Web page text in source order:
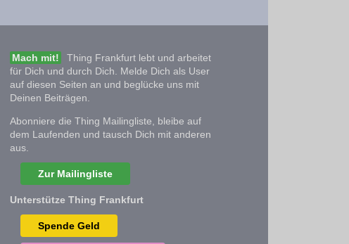
Mach mit!
Thing Frankfurt lebt und arbeitet
für Dich und durch Dich. Melde Dich als User
auf diesen Seiten an und beglücke uns mit
Deinen Beiträgen.
Abonniere die Thing Mailingliste, bleibe auf
dem Laufenden und tausch Dich mit anderen
aus.
Zur Mailingliste
Unterstütze Thing Frankfurt
Spende Geld